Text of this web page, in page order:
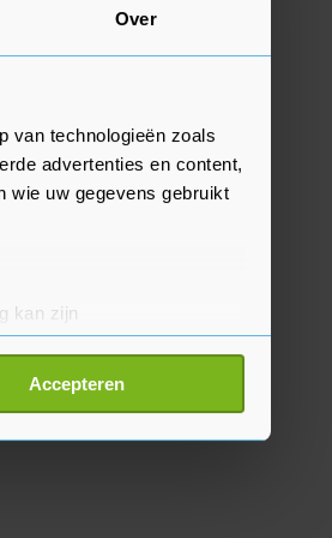
Over
van technologieën zoals
advertenties en content,
wie uw gegevens gebruikt
kan zijn
detailgedeelte
Accepteren